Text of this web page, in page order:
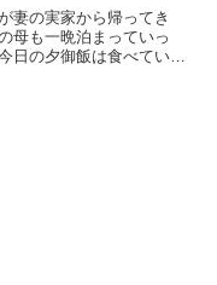
）
妻の実家から帰ってき
母も一晩泊まっていっ
日の夕御飯は食べていき